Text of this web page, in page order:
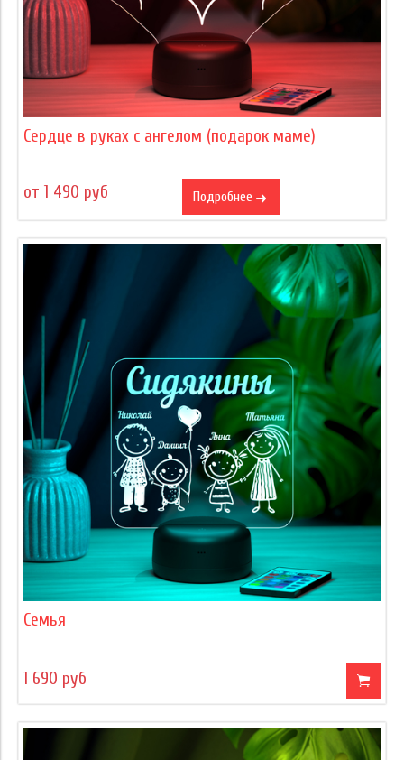
Сердце в руках с ангелом (подарок маме)
от 1 490 руб Подробнее
Семья
1 690 руб